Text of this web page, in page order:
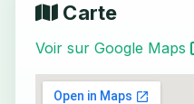
Carte
Voir sur Google Maps